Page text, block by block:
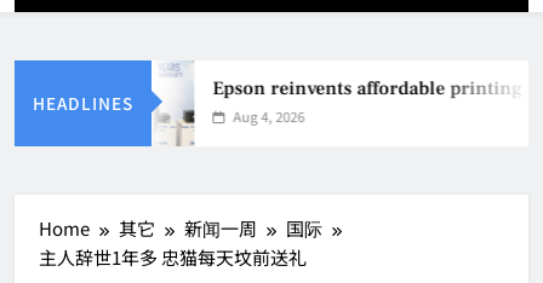
HEADLINES
Epson reinvents affordable printing
Aug 4, 2026
Home 其它 新闻一周
国际
主人辞世1年多 忠猫每天坟前送礼